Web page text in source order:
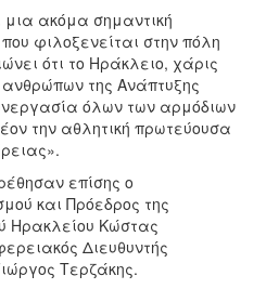
μια ακόμα σημαντική
φιλοξενείται στην πόλη
ότι το Ηράκλειο, χάρις
της Ανάπτυξης
όλων των αρμόδιων
την αθλητική πρωτεύουσα
επίσης ο
και Πρόεδρος της
Ηρακλείου Κώστας
Διευθυντής
Τερζάκης.